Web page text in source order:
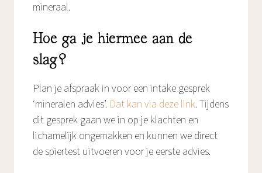
mineraal.
Hoe ga je hiermee aan de
slag?
Plan je afspraak in voor een intake gesprek
‘mineralen advies’. Dat kan via deze link. Tijdens
dit gesprek gaan we in op je klachten en
lichamelijk ongemakken en kunnen we direct
de spiertest uitvoeren voor je eerste advies.